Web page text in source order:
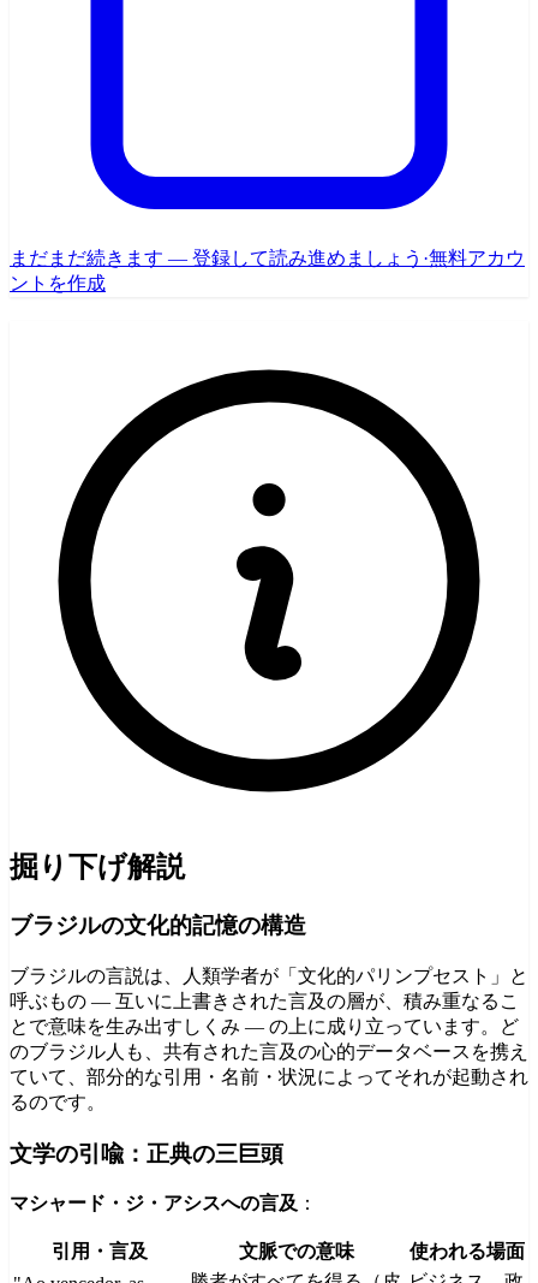
まだまだ続きます — 登録して読み進めましょう ·無料アカウ
ントを作成
掘り下げ解説
ブラジルの文化的記憶の構造
ブラジルの言説は、人類学者が「文化的パリンプセスト」と
呼ぶもの — 互いに上書きされた言及の層が、積み重なるこ
とで意味を生み出すしくみ — の上に成り立っています。ど
のブラジル人も、共有された言及の心的データベースを携え
ていて、部分的な引用・名前・状況によってそれが起動され
るのです。
文学の引喩：正典の三巨頭
マシャード・ジ・アシスへの言及 ：
引用・言及 文脈での意味
使われる場面